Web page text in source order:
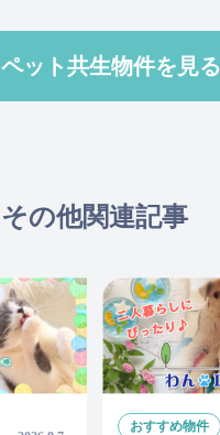
ペット共生物件を見る
その他関連記事
おすすめ物件